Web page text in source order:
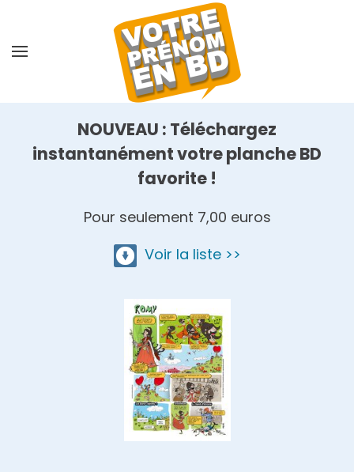
NOUVEAU : Téléchargez
instantanément votre planche BD
favorite !
Pour seulement 7,00 euros
Voir la liste >>